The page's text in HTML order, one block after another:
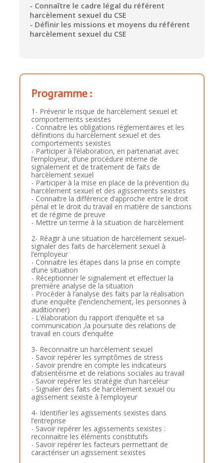
- Connaître le cadre légal du référent
harcèlement sexuel du CSE
- Définir les missions et moyens du référent
harcèlement sexuel du CSE
Programme :
1- Prévenir le risque de harcèlement sexuel et
comportements sexistes
- Connaitre les obligations réglementaires et les
définitions du harcèlement sexuel et des
comportements sexistes
- Participer à l’élaboration, en partenariat avec
l’employeur, d’une procédure interne de
signalement et de traitement de faits de
harcèlement sexuel
- Participer à la mise en place de la prévention du
harcèlement sexuel et des agissements sexistes
- Connaitre la différence d’approche entre le droit
pénal et le droit du travail en matière de sanctions
et de régime de preuve
- Mettre un terme à la situation de harcèlement
2- Réagir à une situation de harcèlement sexuel-
signaler des faits de harcèlement sexuel à
l’employeur
- Connaitre les étapes dans la prise en compte
d’une situation
- Réceptionner le signalement et effectuer la
première analyse de la situation
- Procéder à l’analyse des faits par la réalisation
d’une enquête (l’enclenchement, les personnes à
auditionner)
- L’élaboration du rapport d’enquête et sa
communication ,la poursuite des relations de
travail en cours d’enquête
3- Reconnaitre un harcèlement sexuel
- Savoir repérer les symptômes de stress
- Savoir prendre en compte les indicateurs
d’absentéisme et de relations sociales au travail
- Savoir repérer les stratégie d’un harceleur
- Signaler des faits de harcèlement sexuel ou
agissement sexiste à l’employeur
4- Identifier les agissements sexistes dans
l’entreprise
- Savoir repérer les agissements sexistes :
reconnaitre les éléments constitutifs
- Savoir repérer les facteurs permettant de
caractériser un agissement sexistes